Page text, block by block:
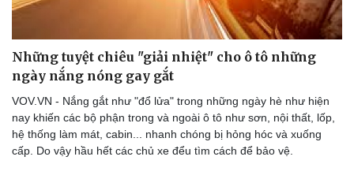
Những tuyệt chiêu "giải nhiệt" cho ô tô những
ngày nắng nóng gay gắt
VOV.VN - Nắng gắt như "đổ lửa" trong những ngày hè như hiện
nay khiến các bộ phận trong và ngoài ô tô như sơn, nội thất, lốp,
hệ thống làm mát, cabin... nhanh chóng bị hỏng hóc và xuống
cấp. Do vậy hầu hết các chủ xe đểu tìm cách để bảo vệ.